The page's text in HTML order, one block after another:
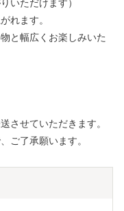
いただけます）
れます。
と幅広くお楽しみいた
させていただきます。
ご了承願います。